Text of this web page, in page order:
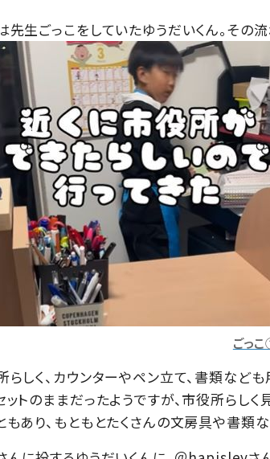
先生ごっこをしていたゆうだいくん。その
ごっ
らしく、カウンターやペン立て、書類など
ットのままだったようですが、市役所らし
もあり、もともとたくさんの文房具や書類